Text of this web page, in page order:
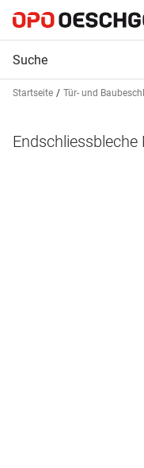
Startseite Tür- und
Endschliessbleche